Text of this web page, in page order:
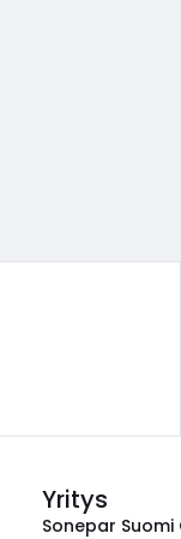
Yritys
Sonepar Suomi